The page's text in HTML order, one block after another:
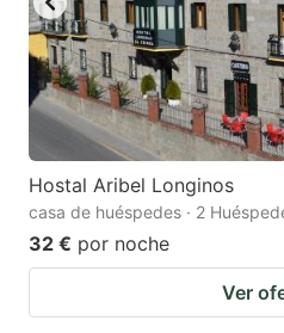
Hostal Aribel Longinos
casa de huéspedes · 2
32 € por noche
Ver